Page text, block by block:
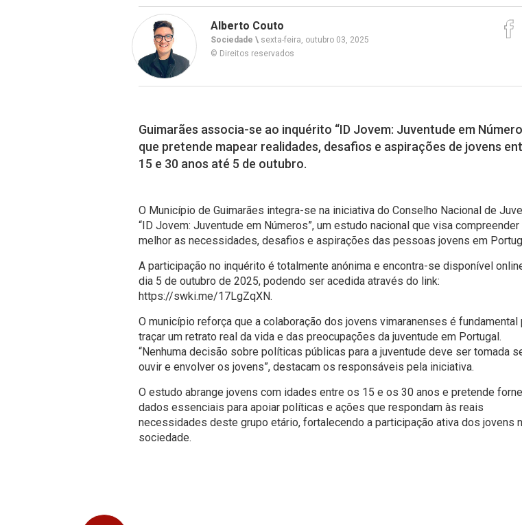
Alberto Couto
Sociedade \ sexta-feira, outubro 03, 2025
© Direitos reservados
Guimarães associa-se ao inquérito “ID Jovem: Juventude em
que pretende mapear realidades, desafios e aspirações de jovens
15 e 30 anos até 5 de outubro.
O Município de Guimarães integra-se na iniciativa do Conselho Nacional de
“ID Jovem: Juventude em Números”, um estudo nacional que visa compreender
melhor as necessidades, desafios e aspirações das pessoas jovens em
A participação no inquérito é totalmente anónima e encontra-se disponível
dia 5 de outubro de 2025, podendo ser acedida através do link:
https://swki.me/17LgZqXN.
O município reforça que a colaboração dos jovens vimaranenses é fundamental
traçar um retrato real da vida e das preocupações da juventude em Portugal.
“Nenhuma decisão sobre políticas públicas para a juventude deve ser tomada
ouvir e envolver os jovens”, destacam os responsáveis pela iniciativa.
O estudo abrange jovens com idades entre os 15 e os 30 anos e pretende
dados essenciais para apoiar políticas e ações que respondam às reais
necessidades deste grupo etário, fortalecendo a participação ativa dos jovens
sociedade.